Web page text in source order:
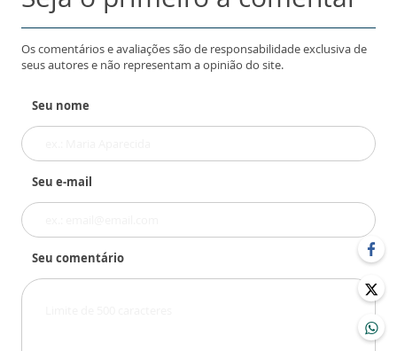
Os comentários e avaliações são de responsabilidade exclusiva de
seus autores e não representam a opinião do site.
Seu nome
Seu e-mail
Seu comentário